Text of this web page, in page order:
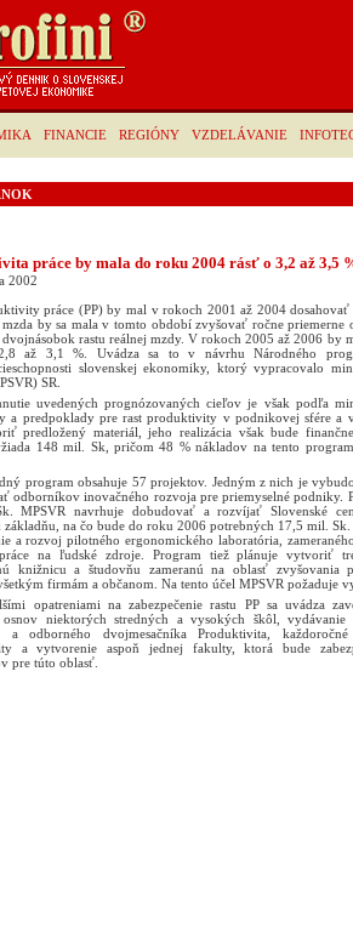
FINANCIE REGIÓNY VZDELÁVANIE
práce by mala do roku 2004 rásť o 3,2 až 3,5
2002
práce (PP) by mal v rokoch 2001 až 2004
mzda by sa mala v tomto období zvyšovať ročne priemerne
rastu reálnej mzdy. V rokoch 2005 až 2006 by
až 3,1 %. Uvádza sa to v návrhu Národného
slovenskej ekonomiky, ktorý vypracovalo
SR.
uvedených prognózovaných cieľov je však podľa
a predpoklady pre rast produktivity v podnikovej sfére a
predložený materiál, jeho realizácia však bude
148 mil. Sk, pričom 48 % nákladov na tento
program obsahuje 57 projektov. Jedným z nich je
odborníkov inovačného rozvoja pre priemyselné podniky.
MPSVR navrhuje dobudovať a rozvíjať Slovenské
základňu, na čo bude do roku 2006 potrebných 17,5 mil.
a rozvoj pilotného ergonomického laboratória,
na ľudské zdroje. Program tiež plánuje vytvoriť
knižnicu a študovňu zameranú na oblasť zvyšovania
firmám a občanom. Na tento účel MPSVR požaduje
opatreniami na zabezpečenie rastu PP sa uvádza
osnov niektorých stredných a vysokých škôl,
a odborného dvojmesačníka Produktivita,
a vytvorenie aspoň jednej fakulty, ktorá bude
pre túto oblasť.